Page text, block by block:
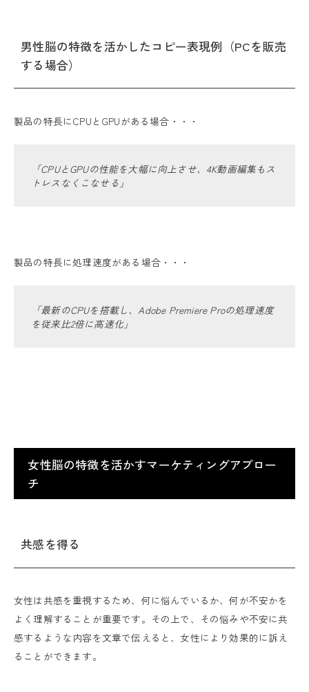
男性脳の特徴を活かしたコピー表現例（PCを販売
する場合）
製品の特長にCPUとGPUがある場合・・・
「CPUとGPUの性能を大幅に向上させ、4K動画編集もス
トレスなくこなせる」
製品の特長に処理速度がある場合・・・
「最新のCPUを搭載し、Adobe Premiere Proの処理速度
を従来比2倍に高速化」
女性脳の特徴を活かすマーケティングアプロー
チ
共感を得る
女性は共感を重視するため、何に悩んでいるか、何が不安かを
よく理解することが重要です。その上で、その悩みや不安に共
感するような内容を文章で伝えると、女性により効果的に訴え
ることができます。